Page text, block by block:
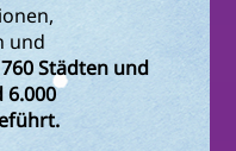
und
Städten und
6.000